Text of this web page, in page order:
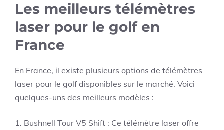
Les meilleurs télémètres
laser pour le golf en
France
En France, il existe plusieurs options de télémètres
laser pour le golf disponibles sur le marché. Voici
quelques-uns des meilleurs modèles :
1. Bushnell Tour V5 Shift : Ce télémètre laser offre